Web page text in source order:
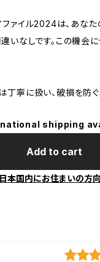
ファイル2024は、あな
違いなしです。この機会
寧に扱い、破損を防ぐ
shipping
Add to cart
日本国内にお住まいの方